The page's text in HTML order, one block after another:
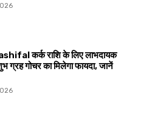
कर्क राशि के लिए लाभदायक
ग्रह गोचर का मिलेगा फायदा, जानें